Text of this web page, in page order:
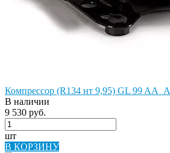
Компрессор (R134 нт 9,95) GL 99 AA_A
В наличии
9 530 руб.
шт
В КОРЗИНУ